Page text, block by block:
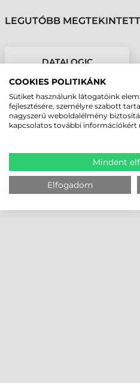
LEGUTÓBB
DATALOGIC
ÁLLÍTHATÓ, MATRIX 320
COOKIES POLITIKÁNK
Sütiket használunk látogatóink
fejlesztésére, személyre szabott
nagyszerű weboldalélmény
kapcsolatos további információkért
Mindent
Elfogadom